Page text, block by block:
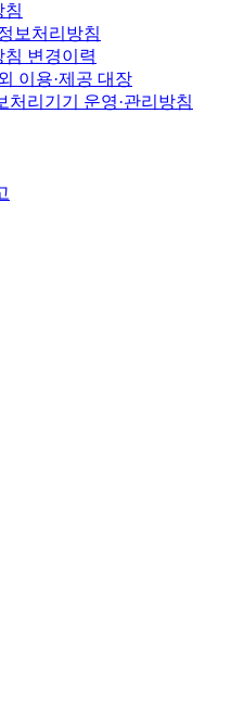
침
보처리방침
변경이력
이용·제공 대장
처리기기 운영·관리방침